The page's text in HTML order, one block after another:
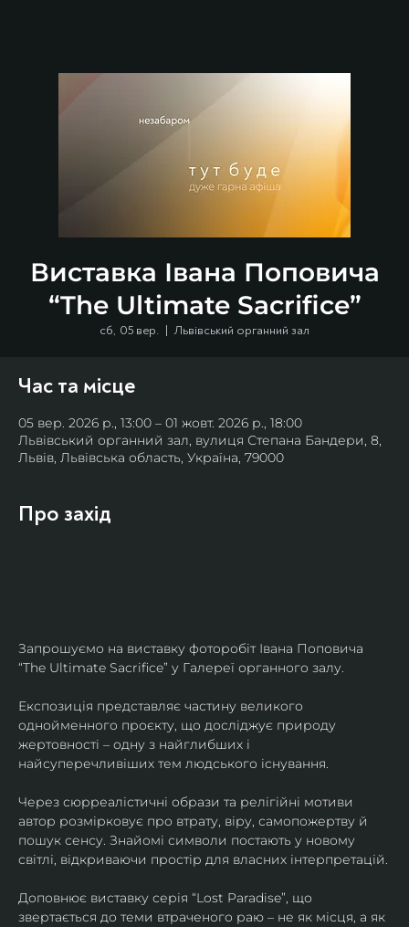
Виставка Івана Поповича
“The Ultimate Sacrifice”
сб, 05 вер.
  |
Львівський органний зал
Час та місце
05 вер. 2026 р., 13:00 – 01 жовт. 2026 р., 18:00
Львівський органний зал, вулиця Степана Бандери, 8,
Львів, Львівська область, Україна, 79000
Про захід
Запрошуємо на виставку фоторобіт Івана Поповича
“The Ultimate Sacrifice” у Галереї органного залу.
Експозиція представляє частину великого
однойменного проєкту, що досліджує природу
жертовності – одну з найглибших і
найсуперечливіших тем людського існування.
Через сюрреалістичні образи та релігійні мотиви
автор розмірковує про втрату, віру, самопожертву й
пошук сенсу. Знайомі символи постають у новому
світлі, відкриваючи простір для власних інтерпретацій.
Доповнює виставку серія “Lost Paradise”, що
звертається до теми втраченого раю – не як місця, а як